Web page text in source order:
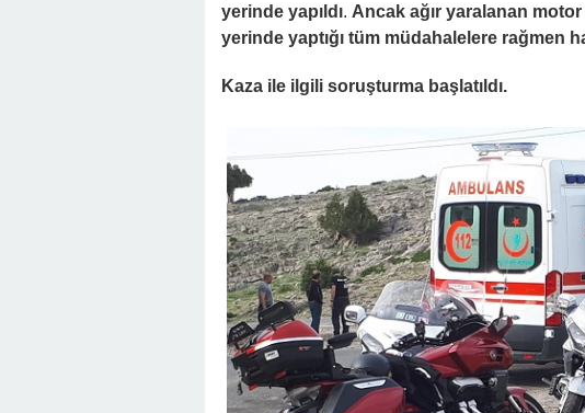
yerinde yapıldı. Ancak ağır yaralanan
yerinde yaptığı tüm müdahalelere rağmen
Kaza ile ilgili soruşturma başlatıldı.